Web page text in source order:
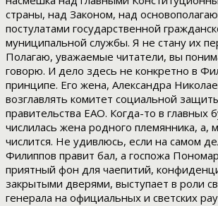
страны, над Законом, над
постулатами государственной
муниципальной службы. Я не стану их
Полагаю, уважаемые читатели, вы
говорю. И дело здесь не конкретно в
принципе. Его жена, Александра
возглавлять комитет социальной
правительства ЕАО. Когда-то в главных
числилась жена родного племянника, а,
числится. Не удивлюсь, если на самом
Филиппов правит бал, а госпожа
приятный фон для чаепитий,
закрытыми дверями, выступает в роли
генерала на официальных и светских